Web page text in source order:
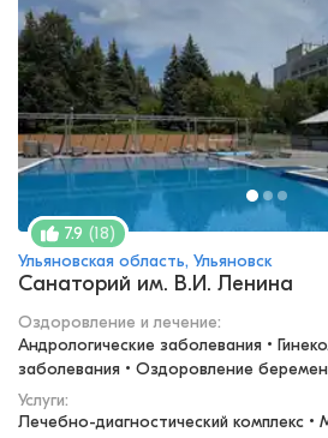
7.9 (18)
Ульяновская область, Ульяновск
Санаторий им. В.И. Ленина
Оздоровление и лечение:
Андрологические заболевания •
заболевания • Оздоровление
Услуги:
Лечебно-диагностический комплекс •